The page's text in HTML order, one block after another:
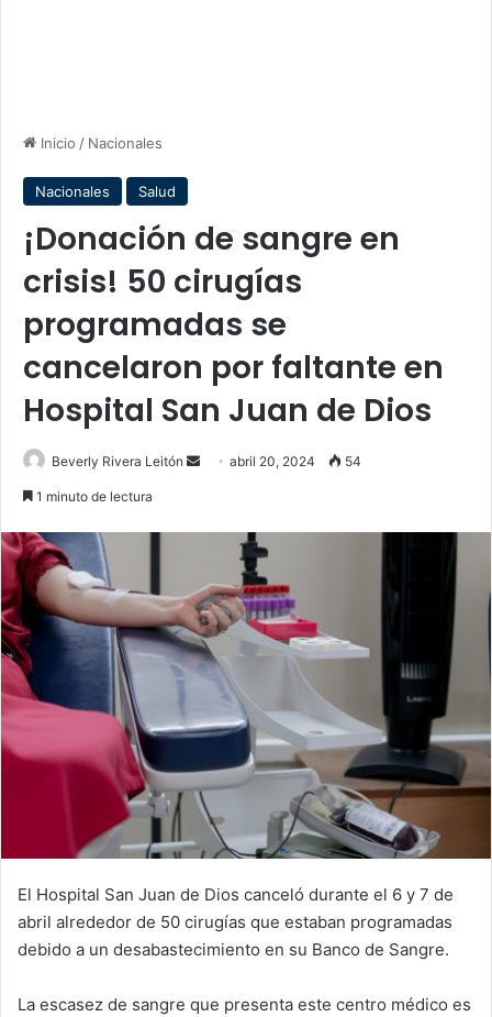
Inicio / Nacionales
Nacionales Salud
¡Donación de sangre en
crisis! 50 cirugías
programadas se
cancelaron por faltante en
Hospital San Juan de Dios
Beverly Rivera Leitón
Sendabril 20, 2024 54
1 minuto de lectura
El Hospital San Juan de Dios canceló durante el 6 y 7 de
abril alrededor de 50 cirugías que estaban programadas
debido a un desabastecimiento en su Banco de Sangre.
La escasez de sangre que presenta este centro médico es